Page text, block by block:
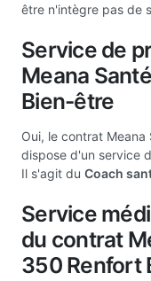
être n'intègre pas de
Service de
Meana
Bien-être
Oui, le contrat
dispose d'un service
Il s'agit du Coach
Service
du contrat
350 Renfort